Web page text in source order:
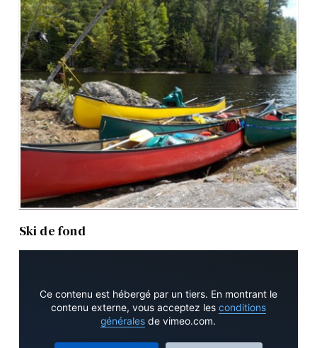
Ski de fond
Ce contenu est hébergé par un tiers. En montrant le
contenu externe, vous acceptez les conditions
générales de vimeo.com.